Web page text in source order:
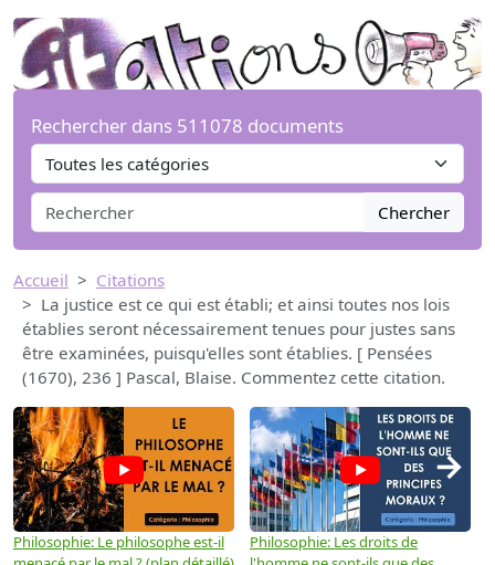
Rechercher dans 511078 documents
Chercher
Accueil
Citations
La justice est ce qui est établi; et ainsi toutes nos lois
établies seront nécessairement tenues pour justes sans
être examinées, puisqu'elles sont établies. [ Pensées
(1670), 236 ] Pascal, Blaise. Commentez cette citation.
Philosophie: Le philosophe est-il
Philosophie: Les droits de
→